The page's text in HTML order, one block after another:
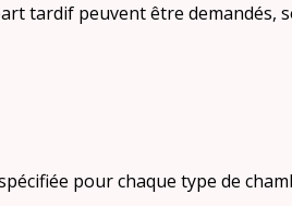
tardif peuvent être demandés,
pour chaque type de